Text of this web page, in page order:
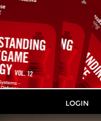
LOGIN